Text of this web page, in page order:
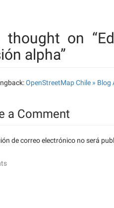
thought on “
alpha”
OpenStreetMap Chile »
a Comment
de correo electrónico no será